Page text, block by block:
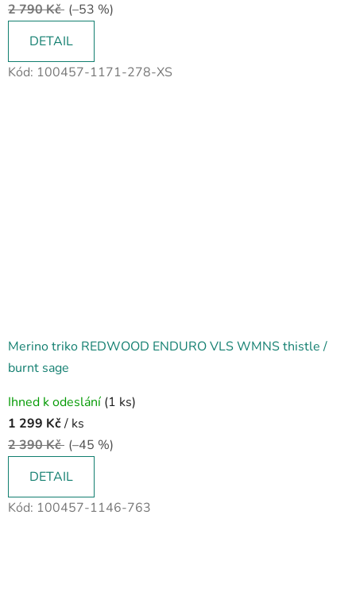
2 790 Kč (–53 %)
DETAIL
Kód: 100457-1171-278-XS
Merino triko REDWOOD ENDURO VLS WMNS thistle /
burnt sage
Ihned k odeslání (1 ks)
1 299 Kč/ ks
2 390 Kč (–45 %)
DETAIL
Kód: 100457-1146-763